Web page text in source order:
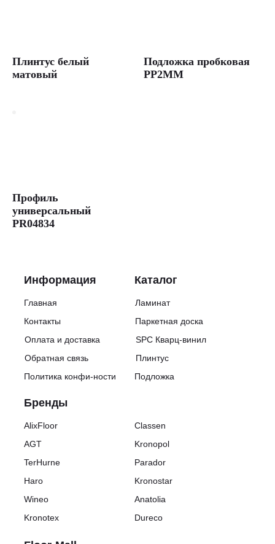
Плинтус белый
матовый
Подложка пробковая
PP2MM
Профиль
универсальный
PR04834
Информация
Бренды
Каталог
Главная
Контакты
Оплата и доставка
Обратная связь
AlixFloor
AGT
TerHurne
Haro
Ламинат
Паркетная доска
SPC Кварц-винил
Плинтус
Политика конфи-ности
Wineo
Kronotex
Anatolia
Dureco
Kronostar
Parador
Kronopol
Classen
Подложка